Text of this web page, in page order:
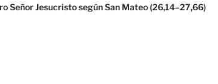
Señor Jesucristo según San Mateo (26,14–27,66)